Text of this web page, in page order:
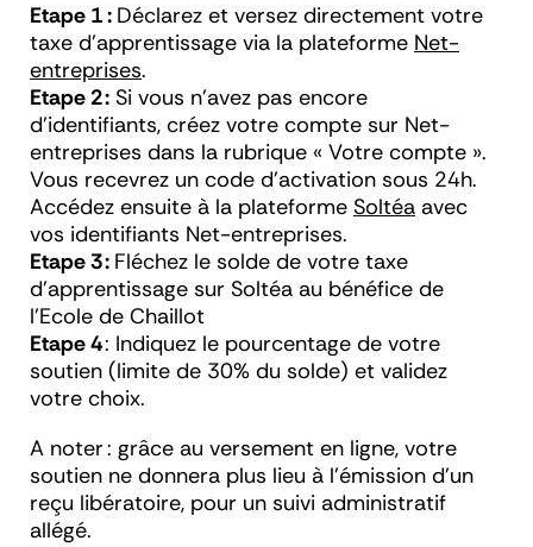
Etape 1 : Déclarez et versez directement votre
taxe d’apprentissage via la plateforme Net-
entreprises.
Etape 2 : Si vous n’avez pas encore
d’identifiants, créez votre compte sur Net-
entreprises dans la rubrique « Votre compte ».
Vous recevrez un code d’activation sous 24h.
Accédez ensuite à la plateforme Soltéa avec
vos identifiants Net-entreprises.
Etape 3 : Fléchez le solde de votre taxe
d’apprentissage sur Soltéa au bénéfice de
l’Ecole de Chaillot
Etape 4: Indiquez le pourcentage de votre
soutien (limite de 30% du solde) et validez
votre choix.
A noter : grâce au versement en ligne, votre
soutien ne donnera plus lieu à l’émission d’un
reçu libératoire, pour un suivi administratif
allégé.